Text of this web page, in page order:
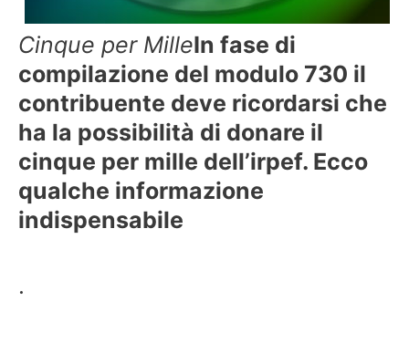
Cinque per MilleIn fase di
compilazione del modulo 730 il
contribuente deve ricordarsi che
ha la possibilità di donare il
cinque per mille dell’irpef. Ecco
qualche informazione
indispensabile
.